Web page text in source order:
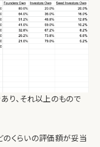
り、それ以上のもので
のくらいの評価額が妥当